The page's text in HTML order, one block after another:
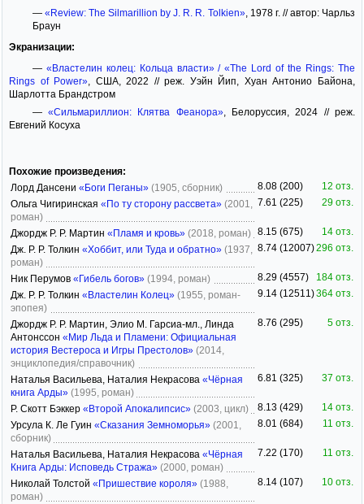
— «Review: The Silmarillion by J. R. R. Tolkien», 1978 г. // автор: Чарльз
Браун
Экранизации:
— «Властелин колец: Кольца власти» / «The Lord of the Rings: The
Rings of Power» , США, 2022 // реж. Уэйн Йип, Хуан Антонио Байона,
Шарлотта Брандстром
—«Сильмариллион: Клятва Феанора», Белоруссия, 2024 // реж.
Евгений Косуха
Похожие произведения:
Лорд Дансени «Боги Пеганы» (1905, сборник) 8.08 (200)
12 отз.
Ольга Чигиринская «По ту сторону рассвета» (2001,
роман)
7.61 (225) 29 отз.
Джордж Р. Р. Мартин «Пламя и кровь» (2018, роман) 8.15 (675)
14 отз.
Дж. Р. Р. Толкин «Хоббит, или Туда и обратно» (1937,
роман)
8.74 (12007)296 отз.
Ник Перумов «Гибель богов» (1994, роман) 8.29 (4557)
184 отз.
Дж. Р. Р. Толкин «Властелин Колец» (1955, роман-
эпопея)
9.14 (12511)364 отз.
Джордж Р. Р. Мартин, Элио М. Гарсиа-мл., Линда
Антонссон «Мир Льда и Пламени: Официальная
история Вестероса и Игры Престолов» (2014,
энциклопедия/справочник)
8.76 (295) 5 отз.
Наталья Васильева, Наталия Некрасова «Чёрная
книга Арды» (1995, роман)
6.81 (325) 37 отз.
Р. Скотт Бэккер «Второй Апокалипсис» (2003, цикл) 8.13 (429)
14 отз.
Урсула К. Ле Гуин «Сказания Земноморья» (2001,
сборник)
8.01 (684) 11 отз.
Наталья Васильева, Наталия Некрасова «Чёрная
Книга Арды: Исповедь Стража» (2000, роман)
7.22 (170) 11 отз.
Николай Толстой «Пришествие короля» (1988,
роман)
8.14 (107) 10 отз.